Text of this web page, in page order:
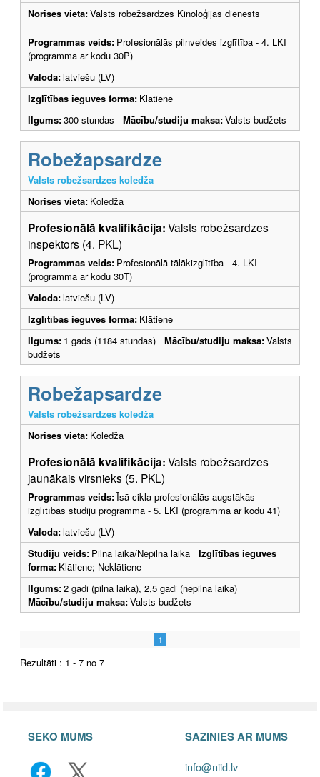
Norises vieta:Valsts robežsardzes Kinoloģijas dienests
Programmas veids: Profesionālās pilnveides izglītība - 4. LKI
(programma ar kodu 30P)
Valoda:latviešu (LV)
Izglītības ieguves forma: Klātiene
Ilgums:300 stundas Mācību/studiju maksa:Valsts budžets
Robežapsardze
Valsts robežsardzes koledža
Norises vieta: Koledža
Profesionālā kvalifikācija:Valsts robežsardzes
inspektors (4. PKL)
Programmas veids: Profesionālā tālākizglītība - 4. LKI
(programma ar kodu 30T)
Valoda:latviešu (LV)
Izglītības ieguves forma: Klātiene
Ilgums: 1 gads (1184 stundas) Mācību/studiju maksa:Valsts
budžets
Robežapsardze
Valsts robežsardzes koledža
Norises vieta: Koledža
Profesionālā kvalifikācija:Valsts robežsardzes
jaunākais virsnieks (5. PKL)
Programmas veids:Īsā cikla profesionālās augstākās
izglītības studiju programma - 5. LKI (programma ar kodu 41)
Valoda:latviešu (LV)
Studiju veids: Pilna laika/Nepilna laika Izglītības ieguves
forma: Klātiene; Neklātiene
Ilgums:2 gadi (pilna laika), 2,5 gadi (nepilna laika)
Mācību/studiju maksa:Valsts budžets
1
Rezultāti : 1 - 7 no 7
SEKO MUMS SAZINIES AR MUMS
info@niid.lv